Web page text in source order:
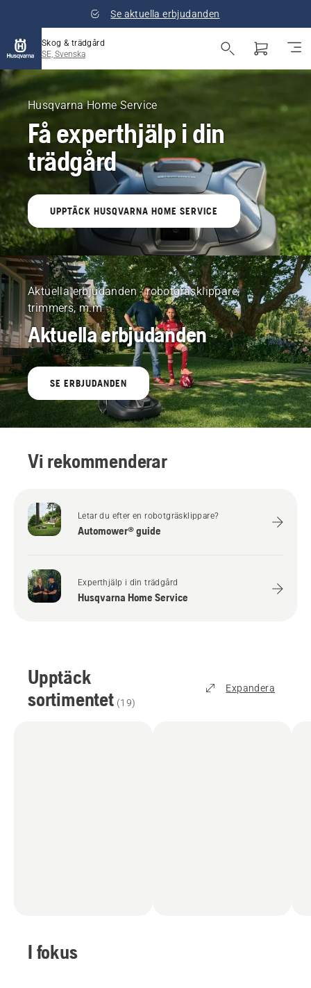
Se aktuella erbjudanden
Skog & trädgård
SE, Svenska
Husqvarna
Skog
trädgård
Sverige
Husqvarna Home Service
Få experthjälp i din
trädgård
UPPTÄCK HUSQVARNA HOME SERVICE
Aktuella erbjudanden - robotgräsklippare,
trimmers, m.m
Aktuella erbjudanden
SE ERBJUDANDEN
Vi rekommenderar
Letar du efter en robotgräsklippare?
Automower® guide
Experthjälp i din trädgård
Husqvarna Home Service
Upptäck
sortimentet (19)
Expandera
I fokus